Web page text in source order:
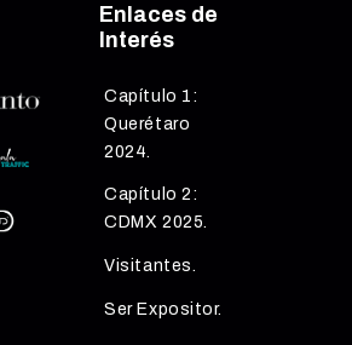
Enlaces de
Interés
Capítulo 1:
Querétaro
2024.
Capítulo 2:
CDMX 2025.
Visitantes.
Ser Expositor.